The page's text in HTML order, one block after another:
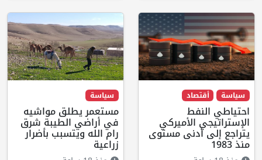
سياسة أقتصاد
احتياطي النفط
الإستراتيجي الأميركي
يتراجع إلى أدنى مستوى
منذ 1983
سياسة
مستعمر يطلق مواشيه
في أراضي الطيبة شرق
رام الله ويتسبب بأضرار
زراعية